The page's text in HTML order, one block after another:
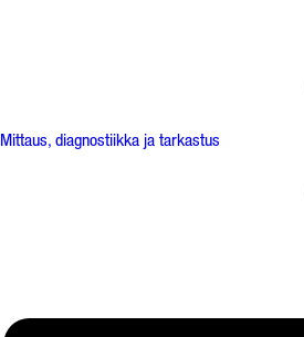
Mittaus, diagnostiikka ja tarkastus